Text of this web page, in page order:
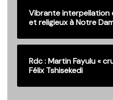
Vibrante interpellation
et religieux à Notre
Rdc : Martin Fayulu «
Félix Tshisekedi